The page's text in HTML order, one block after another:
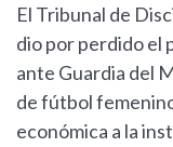
El Tribunal de
dio por perdido el
ante Guardia del
de fútbol
económica a la